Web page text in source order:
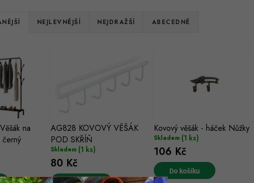
NEJLEVNĚJŠÍ NEJDRAŽŠÍ ABECEDNĚ
na
černý
AG828 KOVOVÝ VĚŠÁK
POD SKŘÍŇ
Skladem (1 ks)
80 Kč
Kovový věšák - háček Nůžky
Skladem (1 ks)
106 Kč
Do košíku